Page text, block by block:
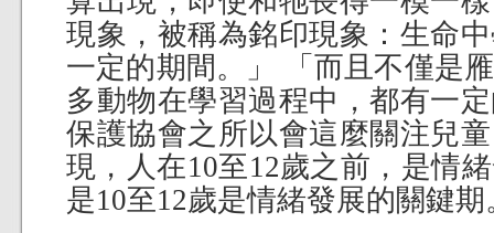
現象，被稱為銘印現象：生命
一定的期間。」 「而且不僅是
多動物在學習過程中，都有一
保護協會之所以會這麼關注兒
現，人在10至12歲之前，是情
是10至12歲是情緒發展的關鍵期